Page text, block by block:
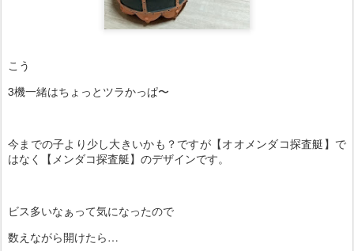
こう
3機一緒はちょっとツラかっぱ〜
今までの子より少し大きいかも？ですが【オオメンダコ探査艇】で
はなく【メンダコ探査艇】のデザインです。
ビス多いなぁって気になったので
数えながら開けたら…